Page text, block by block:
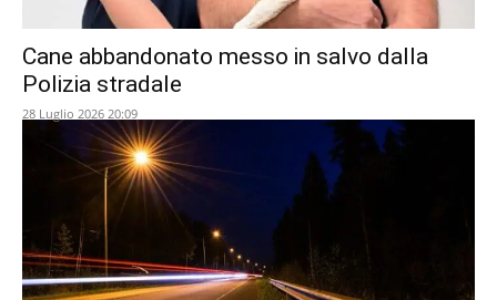
Cane abbandonato messo in salvo dalla
Polizia stradale
28 Luglio 2026 20:09